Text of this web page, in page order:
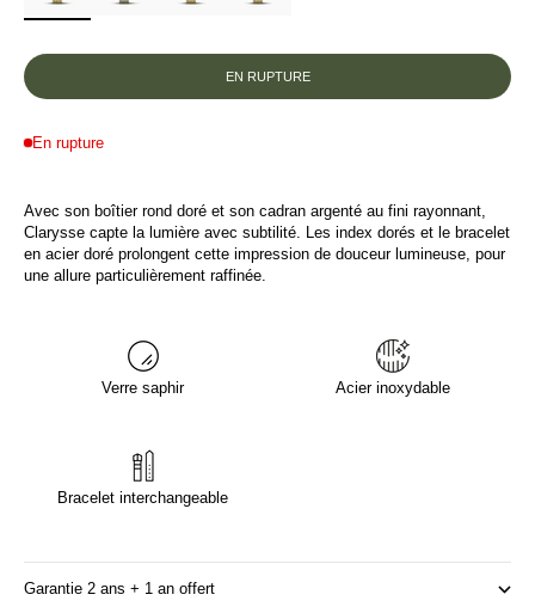
EN RUPTURE
En rupture
Avec son boîtier rond doré et son cadran argenté au fini rayonnant,
Clarysse capte la lumière avec subtilité. Les index dorés et le bracelet
en acier doré prolongent cette impression de douceur lumineuse, pour
une allure particulièrement raffinée.
Verre saphir Acier inoxydable
Bracelet interchangeable
Garantie 2 ans + 1 an offert